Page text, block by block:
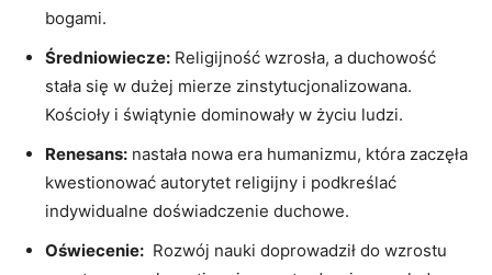
bogami.
Średniowiecze: ‌Religijność wzrosła, a duchowość‌
stała‌ się w dużej mierze zinstytucjonalizowana.
Kościoły i świątynie dominowały w życiu ludzi.
Renesans: nastała nowa ⁤era humanizmu, która zaczęła
kwestionować autorytet religijny i podkreślać ​
indywidualne⁣ doświadczenie duchowe.
Oświecenie: ‍ Rozwój nauki ⁢doprowadził do ​wzrostu